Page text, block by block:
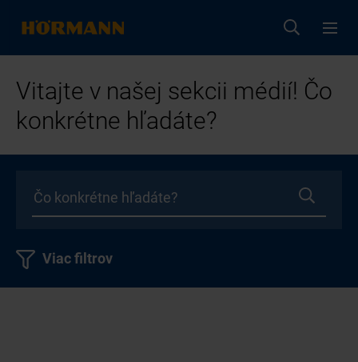
Vitajte v našej sekcii médií! Čo
konkrétne hľadáte?
Viac filtrov